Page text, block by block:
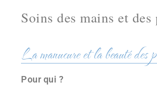
Soins des mains et des
La manucure et la beauté des
Pour qui ?